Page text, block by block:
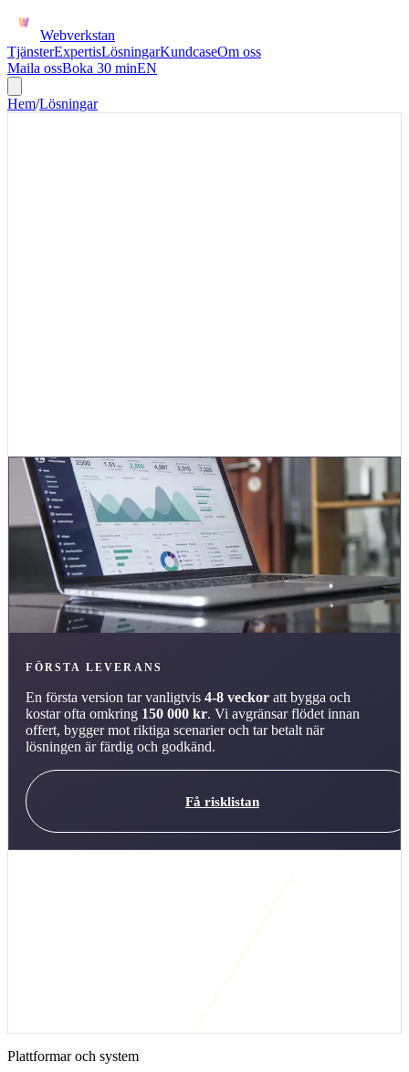
Webverkstan
TjänsterExpertisLösningarKundcaseOm oss
Maila ossBoka 30 minEN
Hem/Lösningar
FÖRSTA LEVERANS
En första version tar vanligtvis4-8 veckor att bygga och
kostar ofta omkring 150 000 kr. Vi avgränsar flödet innan
offert, bygger mot riktiga scenarier och tar betalt när
lösningen är färdig och godkänd.
Få risklistan
Kort svar: när är den här integrationslösningen
En Copilot-behörighetsgranskning visar vilka dokument, Teams,
SharePoint-ytor och OneDrive-delningar som AI potentiellt kan
använda. Första steget är att hitta breda delningar, gamla gästkonton
och känsliga mappar innan Copilot testas brett.
Plattformar och system